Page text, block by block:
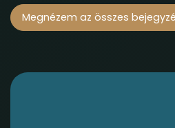
Megnézem az összes